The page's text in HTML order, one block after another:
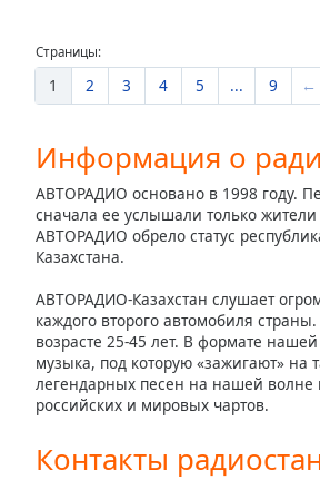
Color
Opacity
Caption
Area
Background
Color
Opacity
Font
Страницы:
1 2 3 4 5 ... 9 ←
Информация о
АВТОРАДИО основано в 1998 году.
сначала ее услышали только
АВТОРАДИО обрело статус
Казахстана.
АВТОРАДИО-Казахстан слушает
каждого второго автомобиля
возрасте 25-45 лет. В формате
музыка, под которую «зажигают» на
легендарных песен на нашей
российских и мировых чартов.
Контакты